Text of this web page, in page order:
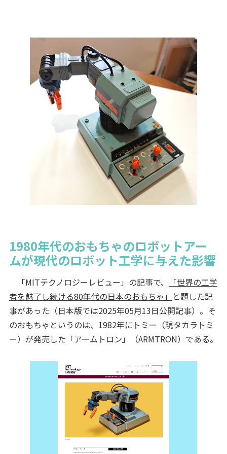
1980年代のおもちゃのロボットアー
ムが現代のロボット工学に与えた影響
「MITテクノロジーレビュー」の記事で、
「世界の工学
者を魅了し続ける80年代の日本のおもちゃ」 と題した記
事があった（日本版では2025年05月13日公開記事）。そ
のおもちゃというのは、1982年にトミー（現タカラトミ
ー）が発売した「アームトロン」（ARMTRON）である。